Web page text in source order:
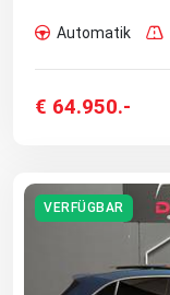
Automatik
€ 64.950.-
VERFÜGBAR